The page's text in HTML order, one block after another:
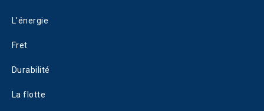
L'énergie
Fret
Durabilité
La flotte